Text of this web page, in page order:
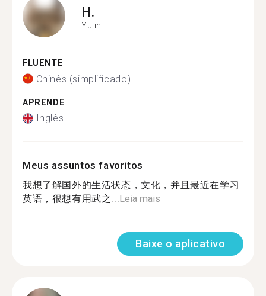
H.
Yulin
FLUENTE
Chinês (simplificado)
APRENDE
Inglês
Meus assuntos favoritos
我想了解国外的生活状态，文化，并且最近在学习
英语，很想有用武之...Leia mais
Baixe o aplicativo